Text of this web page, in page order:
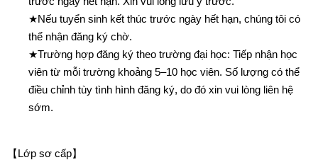
★Nếu tuyển sinh kết thúc trước ngày hết hạn, chúng tôi có
thể nhận đăng ký chờ.
★Trường hợp đăng ký theo trường đại học: Tiếp nhận học
viên từ mỗi trường khoảng 5–10 học viên. Số lượng có thể
điều chỉnh tùy tình hình đăng ký, do đó xin vui lòng liên hệ
sớm.
【Lớp sơ cấp】